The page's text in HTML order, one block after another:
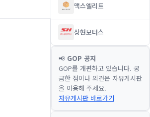
맥스엘리트
상현모터스
📢 GOP 공지
GOP를 개편하고 있습니다. 궁
금한 점이나 의견은 자유게시판
을 이용해 주세요.
자유게시판 바로가기